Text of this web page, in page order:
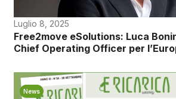
Luglio 8, 2025
Free2move eSolutions: Luca
Chief Operating Officer per
News